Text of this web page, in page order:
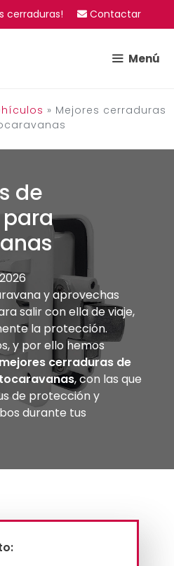
cerraduras! Contactar
Menú
» Mejores cerraduras
de
y aprovechas
salir con ella de viaje,
la protección.
y por ello hemos
cerraduras de
, con las que
de protección y
durante tus